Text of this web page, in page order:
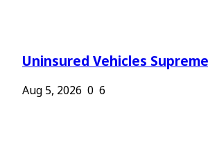
Uninsured Vehicles
Aug 5, 2026 0 6